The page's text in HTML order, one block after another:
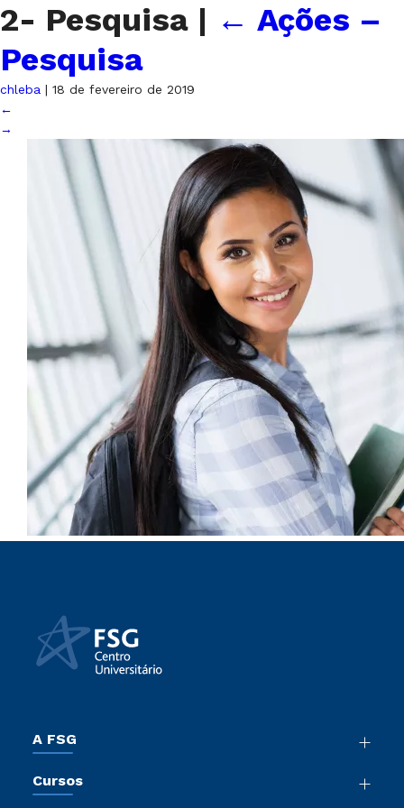
2- Pesquisa | ← Ações –
Pesquisa
chleba | 18 de fevereiro de 2019
←
→
A FSG
Sala de Imprensa
Cursos